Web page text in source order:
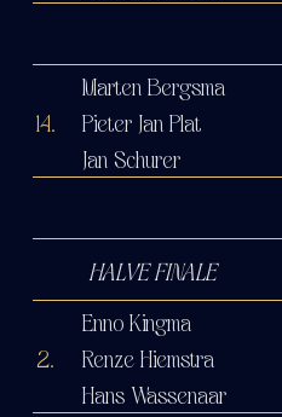
14.
Marten Bergsma
Pieter Jan Plat
Jan Schurer
HALVE FINALE
2.
Enno Kingma
Renze Hiemstra
Hans Wassenaar